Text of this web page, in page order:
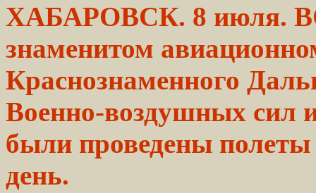
ХАБАРОВСК. 8 июля.
знаменитом
Краснознаменного
Военно-воздушных сил
были проведены полеты
день.